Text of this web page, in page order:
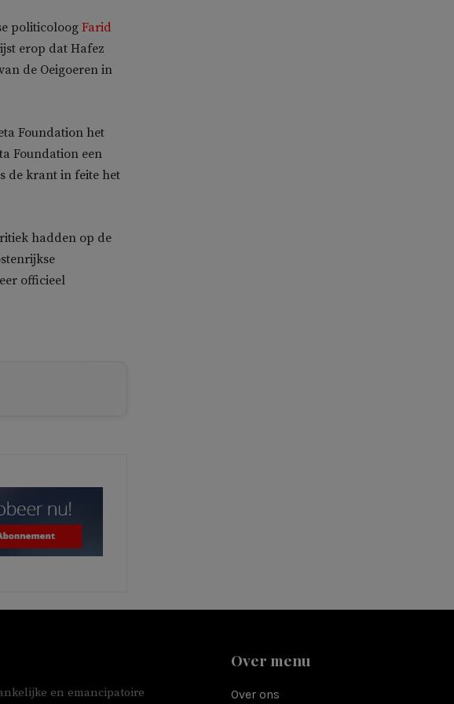
politicoloog Farid
erop dat Hafez
de Oeigoeren in
Foundation het
Foundation een
de krant in feite het
hadden op de
officieel
en emancipatoire
Over menu
Over ons